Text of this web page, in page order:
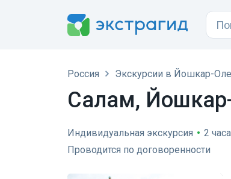
Россия Экскурсии в Йошкар-Оле
Салам,
Индивидуальная экскурсия • 2 часа
Проводится по договоренности